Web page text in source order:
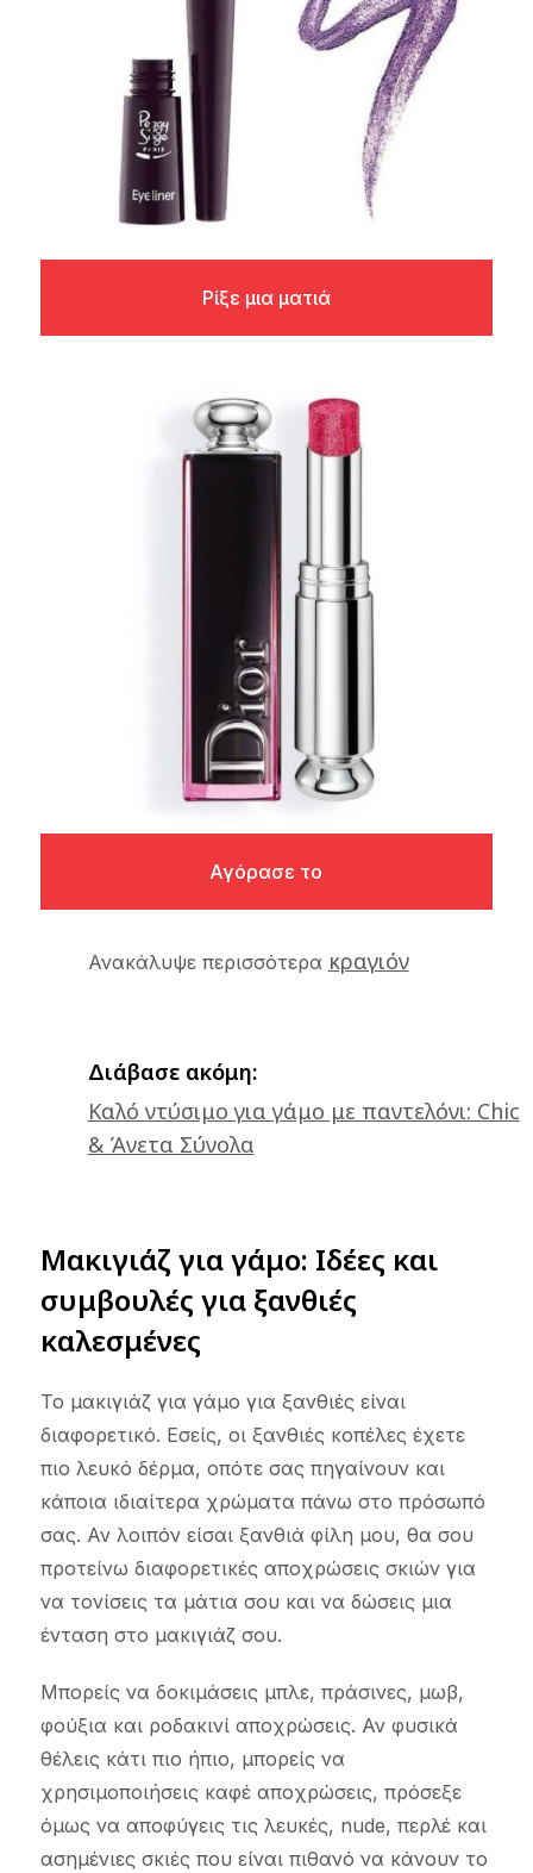
Ρίξε μια ματιά
Αγόρασε το
Ανακάλυψε περισσότερα κραγιόν
Διάβασε ακόμη:
Καλό ντύσιμο για γάμο με παντελόνι: Chic
& Άνετα Σύνολα
Μακιγιάζ για γάμο: Ιδέες και
συμβουλές για ξανθιές
καλεσμένες
Το μακιγιάζ για γάμο για ξανθιές είναι
διαφορετικό. Εσείς, οι ξανθιές κοπέλες έχετε
πιο λευκό δέρμα, οπότε σας πηγαίνουν και
κάποια ιδιαίτερα χρώματα πάνω στο πρόσωπό
σας. Αν λοιπόν είσαι ξανθιά φίλη μου, θα σου
προτείνω διαφορετικές αποχρώσεις σκιών για
να τονίσεις τα μάτια σου και να δώσεις μια
ένταση στο μακιγιάζ σου.
Μπορείς να δοκιμάσεις μπλε, πράσινες, μωβ,
φούξια και ροδακινί αποχρώσεις. Αν φυσικά
θέλεις κάτι πιο ήπιο, μπορείς να
χρησιμοποιήσεις καφέ αποχρώσεις, πρόσεξε
όμως να αποφύγεις τις λευκές, nude, περλέ και
ασημένιες σκιές που είναι πιθανό να κάνουν το